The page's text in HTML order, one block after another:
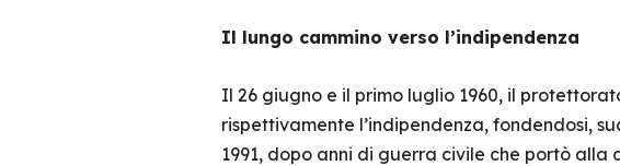
Il lungo cammino verso l’indipendenza
Il 26 giugno e il primo luglio 1960, il
rispettivamente l’indipendenza, fondendosi,
1991, dopo anni di guerra civile che portò